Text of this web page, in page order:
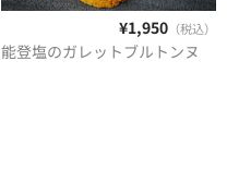
¥1,950（税込）
能登塩のガレットブルトンヌ